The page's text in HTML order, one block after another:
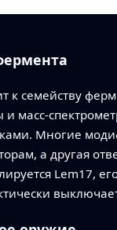
к семейству
масс-
Многие
а другая
Lem17,